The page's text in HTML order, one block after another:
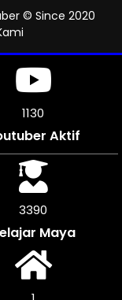
© Since 2020
1276
Aktif
3828
Maya